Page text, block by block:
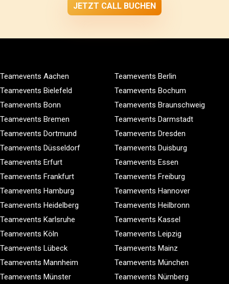
JETZT CALL BUCHEN
Teamevents Aachen
Teamevents Berlin
Teamevents Bielefeld
Teamevents Bochum
Teamevents Bonn
Teamevents Braunschweig
Teamevents Bremen
Teamevents Darmstadt
Teamevents Dortmund
Teamevents Dresden
Teamevents Düsseldorf
Teamevents Duisburg
Teamevents Erfurt
Teamevents Essen
Teamevents Frankfurt
Teamevents Freiburg
Teamevents Hamburg
Teamevents Hannover
Teamevents Heidelberg
Teamevents Heilbronn
Teamevents Karlsruhe
Teamevents Kassel
Teamevents Köln
Teamevents Leipzig
Teamevents Lübeck
Teamevents Mainz
Teamevents Mannheim
Teamevents München
Teamevents Münster
Teamevents Nürnberg